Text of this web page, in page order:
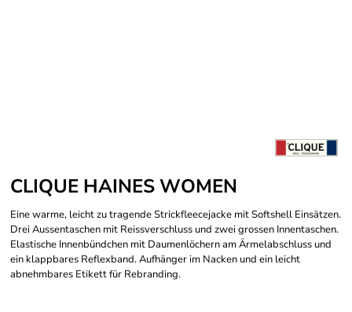
CLIQUE HAINES WOMEN
Eine warme, leicht zu tragende Strickfleecejacke mit Softshell Einsätzen.
Drei Aussentaschen mit Reissverschluss und zwei grossen Innentaschen.
Elastische Innenbündchen mit Daumenlöchern am Ärmelabschluss und
ein klappbares Reflexband. Aufhänger im Nacken und ein leicht
abnehmbares Etikett für Rebranding.